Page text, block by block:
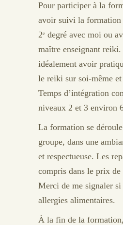
Pour participer à la
avoir suivi la formation
2ᵉ degré avec moi ou
maître enseignant
idéalement avoir
le reiki sur soi-même et
Temps d’intégration
niveaux 2 et 3 environ
La formation se
groupe, dans une
et respectueuse. Les
compris dans le prix
Merci de me signaler si
allergies alimentaires.
À la fin de la